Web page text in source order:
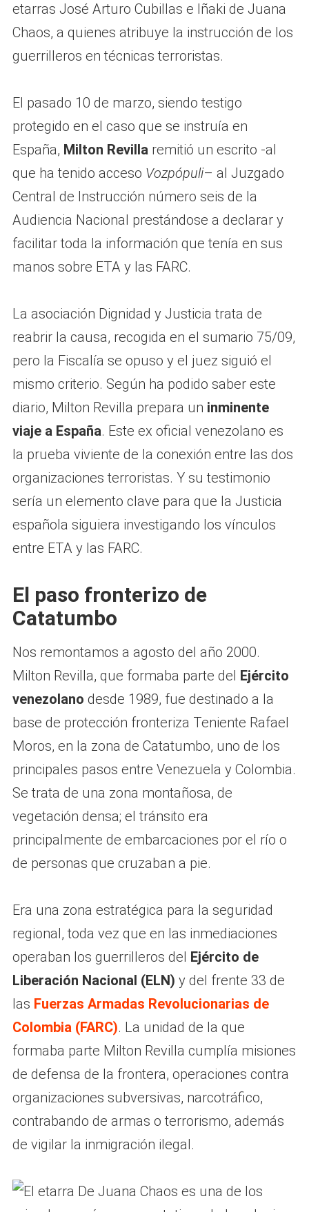
etarras José Arturo Cubillas e Iñaki de Juana
Chaos, a quienes atribuye la instrucción de los
guerrilleros en técnicas terroristas.
El pasado 10 de marzo, siendo testigo
protegido en el caso que se instruía en
España, Milton Revillaremitió un escrito -al
que ha tenido acceso Vozpópuli– al Juzgado
Central de Instrucción número seis de la
Audiencia Nacional prestándose a declarar y
facilitar toda la información que tenía en sus
manos sobre ETA y las FARC.
La asociación Dignidad y Justicia trata de
reabrir la causa, recogida en el sumario 75/09,
pero la Fiscalía se opuso y el juez siguió el
mismo criterio. Según ha podido saber este
diario, Milton Revilla prepara un inminente
viaje a España. Este ex oficial venezolano es
la prueba viviente de la conexión entre las dos
organizaciones terroristas. Y su testimonio
sería un elemento clave para que la Justicia
española siguiera investigando los vínculos
entre ETA y las FARC.
El paso fronterizo de
Catatumbo
Nos remontamos a agosto del año 2000.
Milton Revilla, que formaba parte del Ejército
venezolano desde 1989, fue destinado a la
base de protección fronteriza Teniente Rafael
Moros, en la zona de Catatumbo, uno de los
principales pasos entre Venezuela y Colombia.
Se trata de una zona montañosa, de
vegetación densa; el tránsito era
principalmente de embarcaciones por el río o
de personas que cruzaban a pie.
Era una zona estratégica para la seguridad
regional, toda vez que en las inmediaciones
operaban los guerrilleros del Ejército de
Liberación Nacional (ELN) y del frente 33 de
las Fuerzas Armadas Revolucionarias de
Colombia (FARC). La unidad de la que
formaba parte Milton Revilla cumplía misiones
de defensa de la frontera, operaciones contra
organizaciones subversivas, narcotráfico,
contrabando de armas o terrorismo, además
de vigilar la inmigración ilegal.